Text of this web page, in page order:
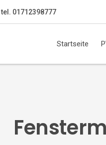
tel. 01712398777
Startseite